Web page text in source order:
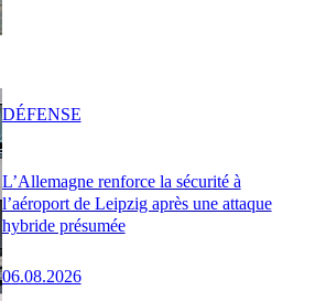
L’Allemagne renforce la sécurité à
l’aéroport de Leipzig après une attaque
hybride présumée
06.08.2026
DÉFENSE